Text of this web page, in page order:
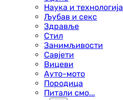
Наука и технологија
Љубав и секс
Здравље
Стил
Занимљивости
Савјети
Вицеви
Ауто-мото
Породица
Питали смо...